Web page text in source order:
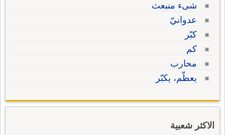
شىء منبعث
عدوانيّ
كبّر
كم
محارب
يعظّم، يكبّر
الاكثر شعبية